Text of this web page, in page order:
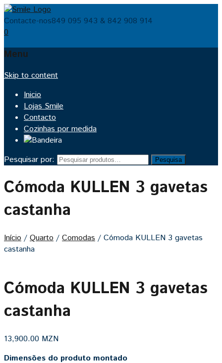
Contacte-nos849 095 943 & 842 908 914
0
Menu
Skip to content
Inicio
Lojas Smile
Contacto
Cozinhas por medida
Pesquisar por: Pesquisa
Cómoda KULLEN 3 gavetas
castanha
Início / Quarto / Comodas / Cómoda KULLEN 3 gavetas
castanha
Cómoda KULLEN 3 gavetas
castanha
13,900.00 MZN
Dimensões do produto montado